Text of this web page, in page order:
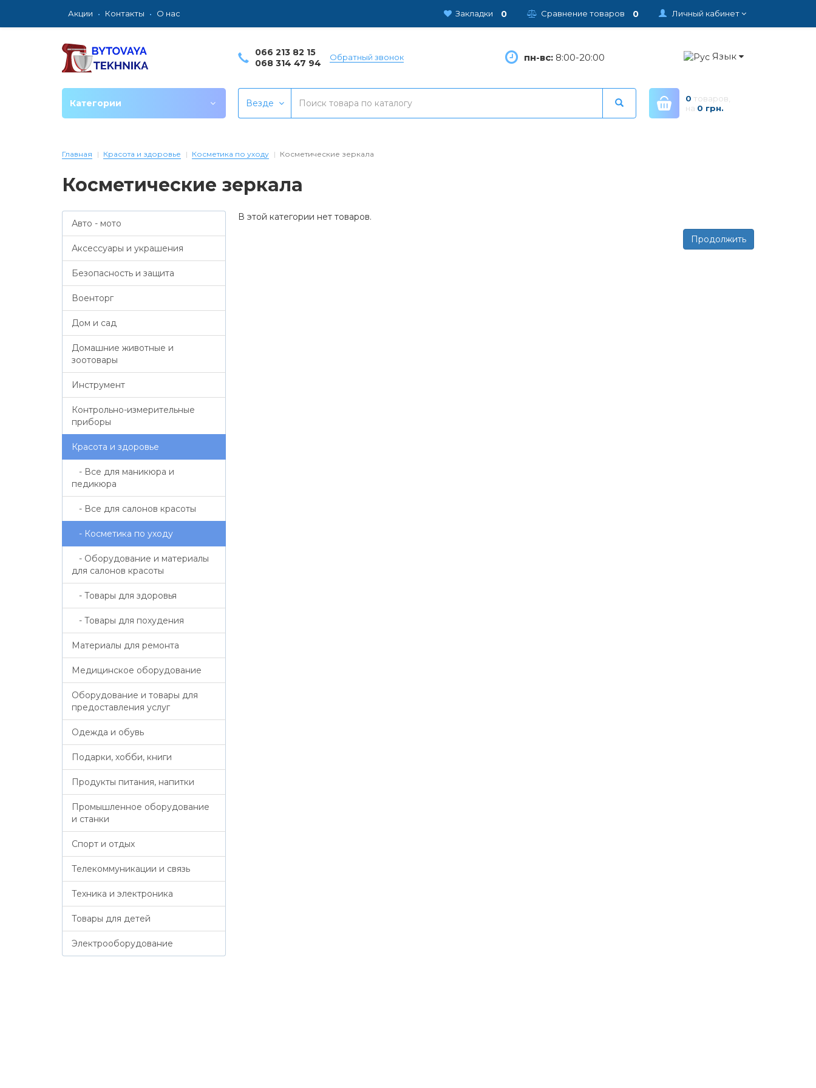
Акции Контакты О нас Личный кабинет
Закладки 0 Сравнение товаров 0
066 213 82 15
068 314 47 94
Обратный звонок пн-вс:8:00-20:00 Язык
Везде 0 товаров,
на 0 грн.
Категории
Главная Красота и здоровье Косметика по уходу Косметические зеркала
Косметические зеркала
Авто - мото
Аксессуары и украшения
Безопасность и защита
Военторг
Дом и сад
Домашние животные и
зоотовары
Инструмент
Контрольно-измерительные
приборы
Красота и здоровье
- Все для маникюра и
педикюра
- Все для салонов красоты
- Косметика по уходу
- Оборудование и материалы
для салонов красоты
- Товары для здоровья
- Товары для похудения
Материалы для ремонта
Медицинское оборудование
Оборудование и товары для
предоставления услуг
Одежда и обувь
Подарки, хобби, книги
Продукты питания, напитки
Промышленное оборудование
и станки
Спорт и отдых
Телекоммуникации и связь
Техника и электроника
Товары для детей
Электрооборудование
В этой категории нет товаров.
Продолжить